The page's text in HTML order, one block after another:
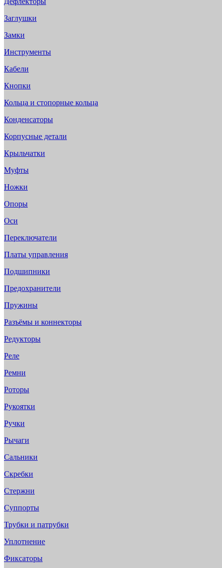
Заглушки
Замки
Инструменты
Кабели
Кнопки
Кольца и стопорные кольца
Конденсаторы
Корпусные детали
Крыльчатки
Муфты
Ножки
Опоры
Оси
Переключатели
Платы управления
Подшипники
Предохранители
Пружины
Разъёмы и коннекторы
Редукторы
Реле
Ремни
Роторы
Рукоятки
Ручки
Рычаги
Сальники
Скребки
Стержни
Суппорты
Трубки и патрубки
Уплотнение
Фиксаторы